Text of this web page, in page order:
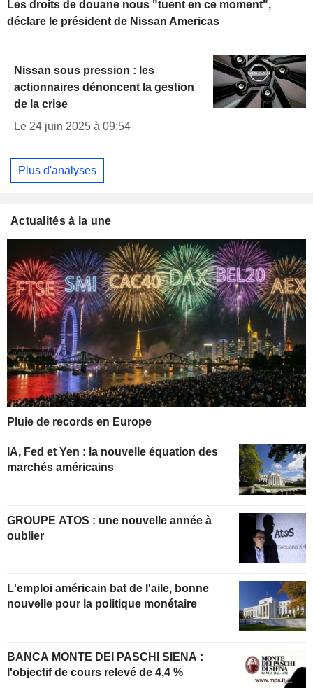
Les droits de douane nous "tuent en ce moment",
déclare le président de Nissan Americas
Nissan sous pression : les
actionnaires dénoncent la gestion
de la crise
Le 24 juin 2025 à 09:54
Plus d'analyses
Actualités à la une
Pluie de records en Europe
IA, Fed et Yen : la nouvelle équation des
marchés américains
GROUPE ATOS : une nouvelle année à
oublier
L'emploi américain bat de l'aile, bonne
nouvelle pour la politique monétaire
BANCA MONTE DEI PASCHI SIENA :
l'objectif de cours relevé de 4,4 %